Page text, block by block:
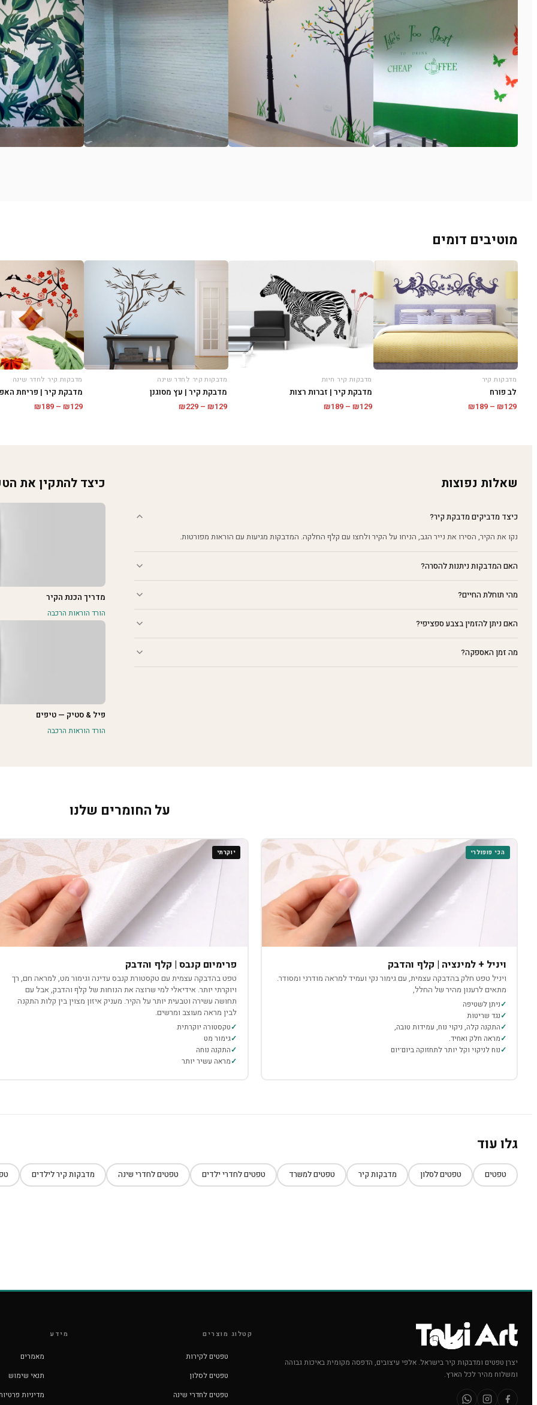
מוטיבים דומים
מדבקות קיר
לב פורח
₪129
–
₪189
מדבקות קיר חיות
מדבקת קיר | זברות רצות
₪129
–
₪189
מדבקות קיר לחדר שינה
מדבקת קיר | עץ מסוגנן
₪129
–
₪229
טווח
מדבקות קיר לחדר שינה
מדבקת קיר | פריחת
₪129
–
₪189
שאלות נפוצות
כיצד מדביקים מדבקת קיר?
נקו את הקיר, הסירו את נייר הגב, הניחו על הקיר ולחצו עם קלף החלקה. המדבקות מגיעות עם הוראות מפורטות.
האם המדבקות ניתנות להסרה?
מהי תוחלת החיים?
האם ניתן להזמין בצבע ספציפי?
מה זמן האספקה?
כיצד להתקין את
מדריך הכנת הקיר
הורד הוראות הרכבה
פיל & סטיק — טיפים
הורד הוראות הרכבה
על החומרים שלנו
הכי פופולרי
ויניל + למינציה | קלף והדבק
ויניל טפט חלק בהדבקה עצמית, עם גימור נקי ועמיד למראה מודרני ומסודר.
מתאים לרענון מהיר של החלל,
ניתן לשטיפה
נגד שריטות
התקנה קלה, ניקוי נוח, עמידות טובה,
מראה חלק ואחיד.
נוח לניקוי וקל יותר לתחזוקה ביום־יום
יוקרתי
פרימיום קנבס | קלף והדבק
טפט בהדבקה עצמית עם טקסטורת קנבס עדינה וגימור מט, למראה חם, רך
ויוקרתי יותר. אידיאלי למי שרוצה את הנוחות של קלף והדבק, אבל עם
תחושה עשירה וטבעית יותר על הקיר. מעניק איזון מצוין בין קלות התקנה
לבין מראה מעוצב ומרשים.
טקסטורה יוקרתית
גימור מט
התקנה נוחה
מראה עשיר יותר
גלו עוד
טפטים טפטים לסלון מדבקות קיר טפטים למשרד טפטים לחדרי ילדים טפטים לחדרי שינה מדבקות קיר לילדים
יצרן טפטים ומדבקות קיר בישראל. אלפי עיצובים, הדפסה מקומית באיכות גבוהה
ומשלוח מהיר לכל הארץ.
קטלוג מוצרים
טפטים לקירות
טפטים לסלון
טפטים לחדרי שינה
מידע
מאמרים
תנאי שימוש
מדיניות